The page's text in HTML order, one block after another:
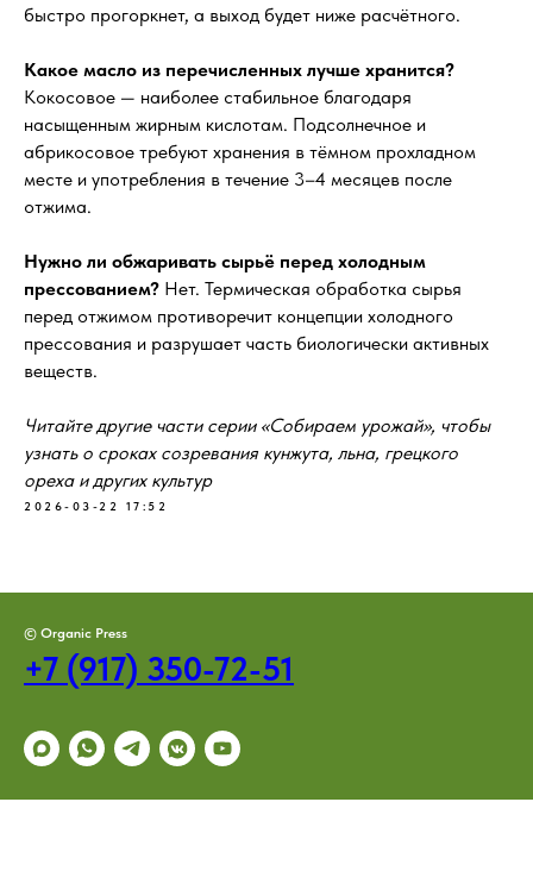
быстро прогоркнет, а выход будет ниже расчётного.
Какое масло из перечисленных лучше хранится?
Кокосовое — наиболее стабильное благодаря
насыщенным жирным кислотам. Подсолнечное и
абрикосовое требуют хранения в тёмном прохладном
месте и употребления в течение 3–4 месяцев после
отжима.
Нужно ли обжаривать сырьё перед холодным
прессованием? Нет. Термическая обработка сырья
перед отжимом противоречит концепции холодного
прессования и разрушает часть биологически активных
веществ.
Читайте другие части серии «Собираем урожай», чтобы
узнать о сроках созревания кунжута, льна, грецкого
ореха и других культур
2026-03-22 17:52
© Organic Press
+7 (917) 350-72-51